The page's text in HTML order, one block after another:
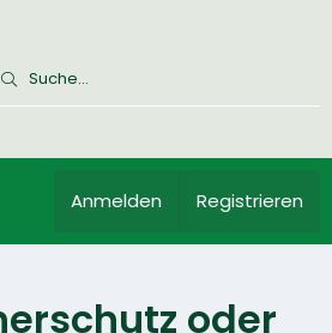
Anmelden Registrieren
oder